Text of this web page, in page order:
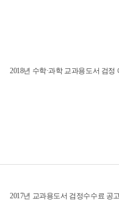
2018년 수학·과학 교과용도서 검
2017년 교과용도서 검정수수료 공